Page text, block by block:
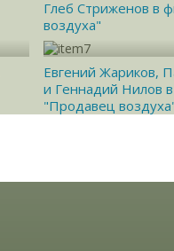
Глеб Стриженов в
воздуха"
Евгений Жариков,
и Геннадий Нилов
"Продавец